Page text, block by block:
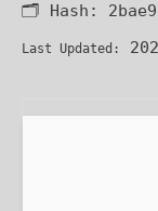
🗂 Hash:
Last Updated: